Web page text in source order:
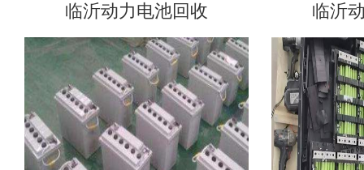
临沂动力电池回收 临沂